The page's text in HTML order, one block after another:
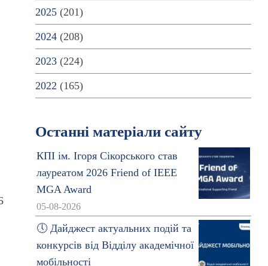
2025(201)
2024(208)
2023(224)
2022 (165)
Останні матеріали сайту
КПІ ім. Ігоря Сікорського став
лауреатом 2026 Friend of IEEE
MGA Award
05-08-2026
🕔 Дайджест актуальних подій та
конкурсів від Відділу академічної
мобільності